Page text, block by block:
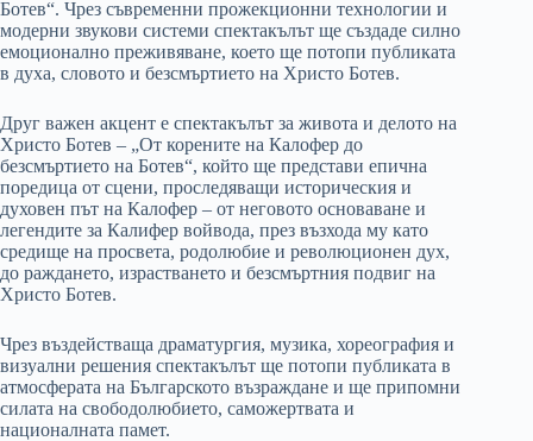
Ботев“. Чрез съвременни прожекционни технологии и
модерни звукови системи спектакълът ще създаде силно
емоционално преживяване, което ще потопи публиката
в духа, словото и безсмъртието на Христо Ботев.
Друг важен акцент е спектакълът за живота и делото на
Христо Ботев – „От корените на Калофер до
безсмъртието на Ботев“, който ще представи епична
поредица от сцени, проследяващи историческия и
духовен път на Калофер – от неговото основаване и
легендите за Калифер войвода, през възхода му като
средище на просвета, родолюбие и революционен дух,
до раждането, израстването и безсмъртния подвиг на
Христо Ботев.
Чрез въздействаща драматургия, музика, хореография и
визуални решения спектакълът ще потопи публиката в
атмосферата на Българското възраждане и ще припомни
силата на свободолюбието, саможертвата и
националната памет.